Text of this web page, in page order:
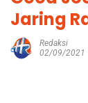
Jaring
Redaksi
02/09/2021